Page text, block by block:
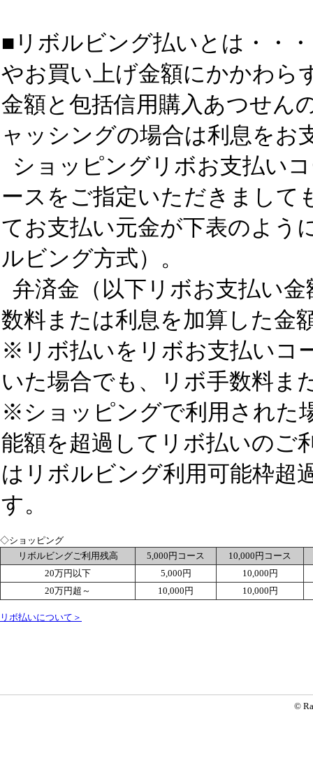
■リボルビング払いとは・・
やお買い上げ金額にかかわら
金額と包括信用購入あつせん
ャッシングの場合は利息をお
ショッピングリボお支払い
ースをご指定いただきまして
てお支払い元金が下表のよう
ルビング方式）。
弁済金（以下リボお支払い
数料または利息を加算した金
※リボ払いをリボお支払いコ
いた場合でも、リボ手数料ま
※ショッピングで利用された
能額を超過してリボ払いのご
はリボルビング利用可能枠超
す。
◇ショッピング
リボルビングご利用残高
5,000円コース
10,000円コース
20万円以下
5,000円
10,000円
20万円超～
10,000円 10,000円
リボ払いについて＞
©